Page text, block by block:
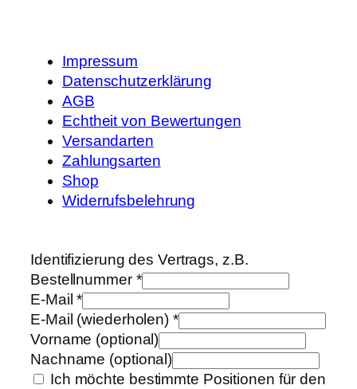
Impressum
Datenschutzerklärung
AGB
Echtheit von Bewertungen
Versandarten
Zahlungsarten
Shop
Widerrufsbelehrung
Identifizierung des Vertrags, z.B.
Bestellnummer *
E-Mail*
E-Mail (wiederholen) *
Vorname (optional)
Nachname (optional)
Ich möchte bestimmte Positionen für den